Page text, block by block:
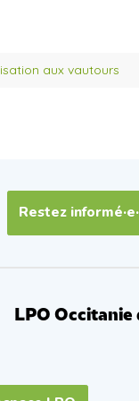
aux vautours
Restez
LPO